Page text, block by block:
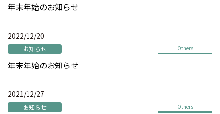
年末年始のお知らせ
2022/12/20
お知らせ Others
年末年始のお知らせ
2021/12/27
お知らせ Others